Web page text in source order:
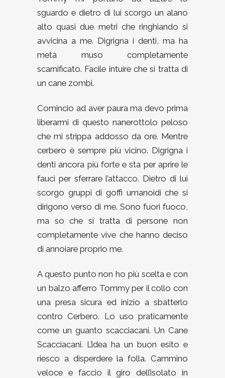
sguardo e dietro di lui scorgo un alano
alto quasi due metri che ringhiando si
avvicina a me. Digrigna i denti, ma ha
metà muso completamente
scarnificato. Facile intuire che si tratta di
un cane zombi.
Comincio ad aver paura ma devo prima
liberarmi di questo nanerottolo peloso
che mi strippa addosso da ore. Mentre
cerbero è sempre più vicino. Digrigna i
denti ancora più forte e sta per aprire le
fauci per sferrare l’attacco. Dietro di lui
scorgo gruppi di goffi umanoidi che si
dirigono verso di me. Sono fuori fuoco,
ma so che si tratta di persone non
completamente vive che hanno deciso
di annoiare proprio me.
A questo punto non ho più scelta e con
un balzo afferro Tommy per il collo con
una presa sicura ed inizio a sbatterlo
contro Cerbero. Lo uso praticamente
come un guanto scacciacani. Un Cane
Scacciacani. L’idea ha un buon esito e
riesco a disperdere la folla. Cammino
veloce e faccio il giro dell’isolato in